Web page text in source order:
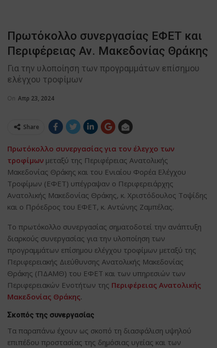
Πρωτόκολλο συνεργασίας ΕΦΕΤ και
Περιφέρειας Αν. Μακεδονίας Θράκης
Για την υλοποίηση των προγραμμάτων επίσημου
ελέγχου τροφίμων
On Απρ 23, 2024
Share
Πρωτόκολλο συνεργασίας για τον έλεγχο των
τροφίμων μεταξύ της Περιφέρειας Ανατολικής
Μακεδονίας Θράκης και του Ενιαίου Φορέα Ελέγχου
Τροφίμων (ΕΦΕΤ) υπέγραψαν ο Περιφερειάρχης
Ανατολικής Μακεδονίας Θράκης, κ. Χριστόδουλος Τοψίδης
και ο Πρόεδρος του ΕΦΕΤ, κ. Αντώνης Ζαμπέλας.
Το πρωτόκολλο συνεργασίας σηματοδοτεί την ανάπτυξη
διαρκούς συνεργασίας για την υλοποίηση των
προγραμμάτων επίσημου ελέγχου τροφίμων μεταξύ της
Περιφερειακής Διεύθυνσης Ανατολικής Μακεδονίας
Θράκης (ΠΔΑΜΘ) του ΕΦΕΤ και των υπηρεσιών των
Περιφερειακών Ενοτήτων της Περιφέρειας Ανατολικής
Μακεδονίας Θράκης.
Σκοπός της συνεργασίας
Τα παραπάνω έχουν ως σκοπό τη διασφάλιση υψηλού
επιπέδου προστασίας της δημόσιας υγείας και των